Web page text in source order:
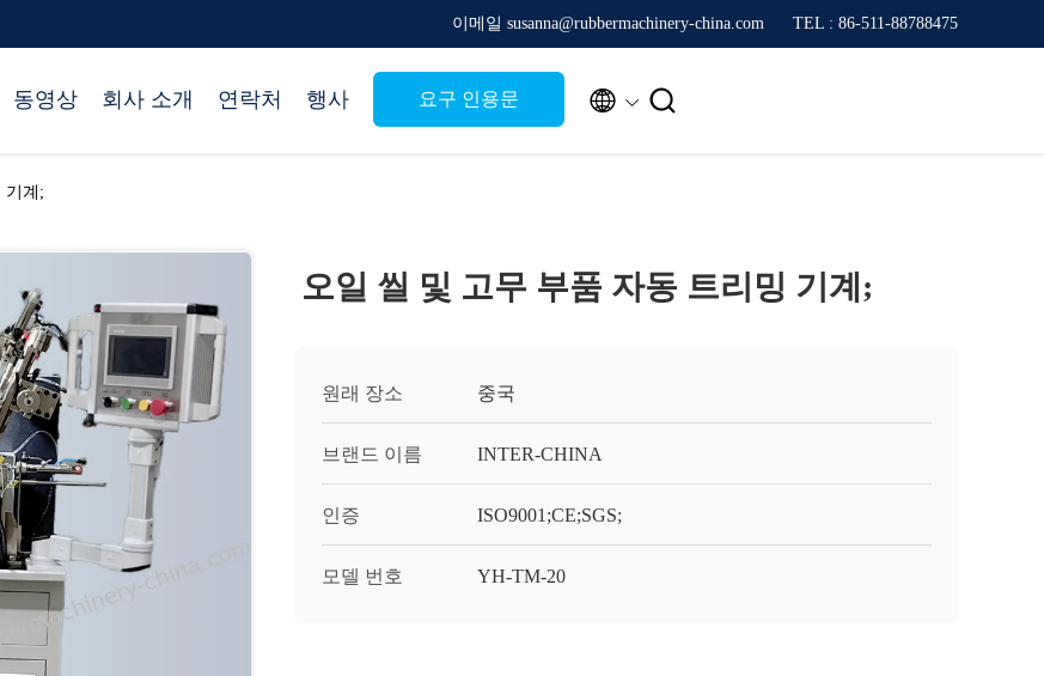
이메일 susanna@rubbermachinery-china.com TEL : 86-511-88788475
동영상 회사 소개 연락처 행사 요구 인용문  
기계;
오일 씰 및 고무 부품 자동 트리밍 기계;
원래 장소 중국
브랜드 이름 INTER-CHINA
인증 ISO9001;CE;SGS;
모델 번호 YH-TM-20